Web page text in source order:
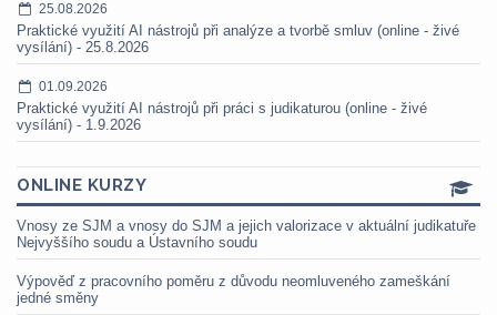
25.08.2026
Praktické využití AI nástrojů při analýze a tvorbě smluv (online - živé
vysílání) - 25.8.2026
01.09.2026
Praktické využití AI nástrojů při práci s judikaturou (online - živé
vysílání) - 1.9.2026
ONLINE KURZY
Vnosy ze SJM a vnosy do SJM a jejich valorizace v aktuální judikatuře
Nejvyššího soudu a Ústavního soudu
Výpověď z pracovního poměru z důvodu neomluveného zameškání
jedné směny